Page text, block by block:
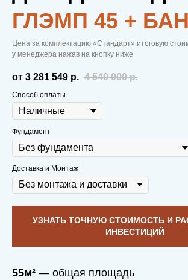
ГЛЭМП 45 +
Цена за комплектацию «Стандарт» итоговую
у менеджера нажав на кнопку ниже
от 3 281 549 р. 4 540 000 р.
Способ оплаты
Фундамент
Доставка и Монтаж
УЗНАТЬ ТОЧНУЮ СТОИМОСТЬ И
ИНВЕСТИЦИЙ
55м² — общая площадь